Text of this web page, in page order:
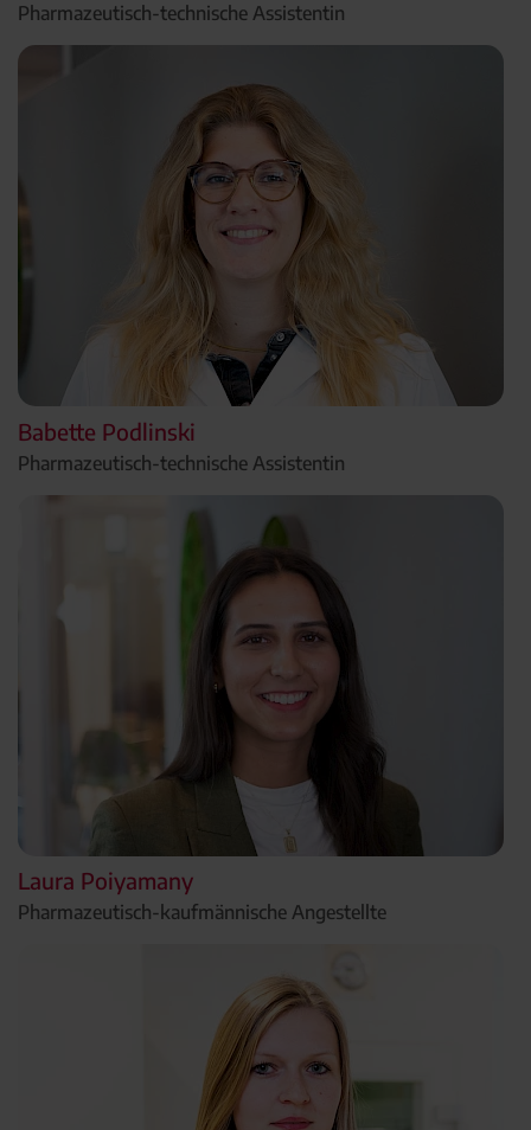
Pharmazeutisch-technische Assistentin
Babette Podlinski
Pharmazeutisch-technische Assistentin
Laura Poiyamany
Pharmazeutisch-kaufmännische Angestellte